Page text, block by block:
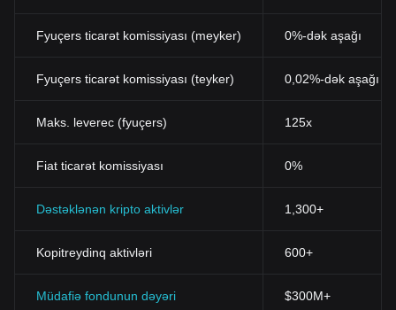
Fyuçers ticarət komissiyası (meyker) 0%-dək aşağı
Fyuçers ticarət komissiyası (teyker) 0,02%-dək aşağı
Maks. leverec (fyuçers) 125x
Fiat ticarət komissiyası 0%
Dəstəklənən kripto aktivlər 1,300+
Kopitreydinq aktivləri 600+
Müdafiə fondunun dəyəri $300M+